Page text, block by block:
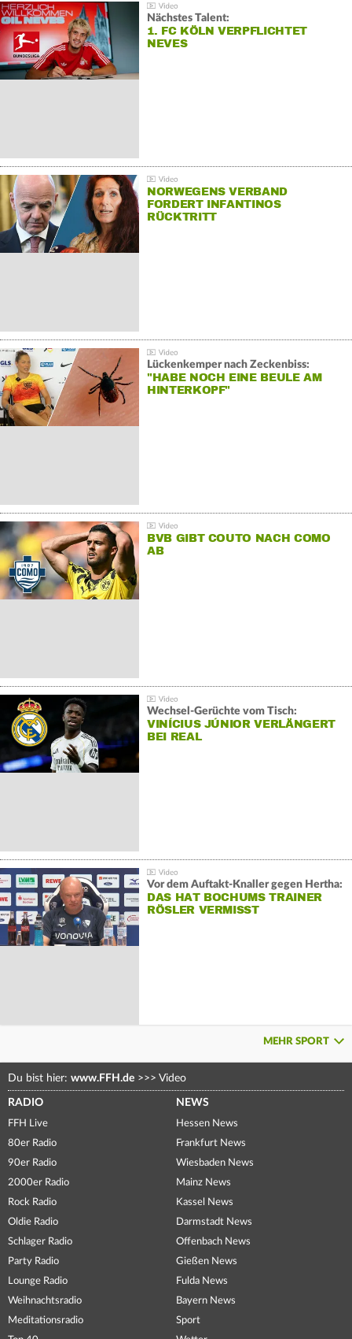
Nächstes Talent:
1. FC KÖLN VERPFLICHTET
NEVES
NORWEGENS VERBAND
FORDERT INFANTINOS
RÜCKTRITT
Lückenkemper nach Zeckenbiss:
"HABE NOCH EINE BEULE AM
HINTERKOPF"
BVB GIBT COUTO NACH COMO
AB
Wechsel-Gerüchte vom Tisch:
VINÍCIUS JÚNIOR VERLÄNGERT
BEI REAL
Vor dem Auftakt-Knaller gegen Hertha:
DAS HAT BOCHUMS TRAINER
RÖSLER VERMISST
MEHR SPORT
Du bist hier: www.FFH.de >>> Video
RADIO
FFH Live
80er Radio
90er Radio
2000er Radio
Rock Radio
Oldie Radio
Schlager Radio
Party Radio
Lounge Radio
Weihnachtsradio
Meditationsradio
NEWS
Hessen News
Frankfurt News
Wiesbaden News
Mainz News
Kassel News
Darmstadt News
Offenbach News
Gießen News
Fulda News
Bayern News
Sport